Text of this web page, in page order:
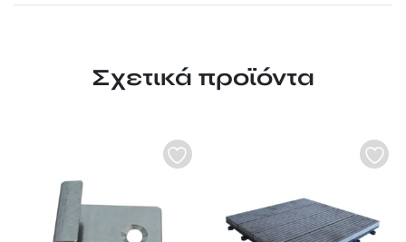
Σχετικά προϊόντα